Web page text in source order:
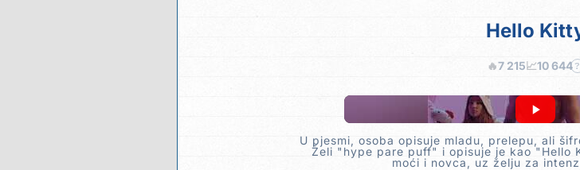
Hello
🔥7 215📈10 644 ?
U pjesmi, osoba opisuje mladu, prelepu, ali
Želi "hype pare puff" i opisuje je kao "Hello
moći i novca, uz želju za